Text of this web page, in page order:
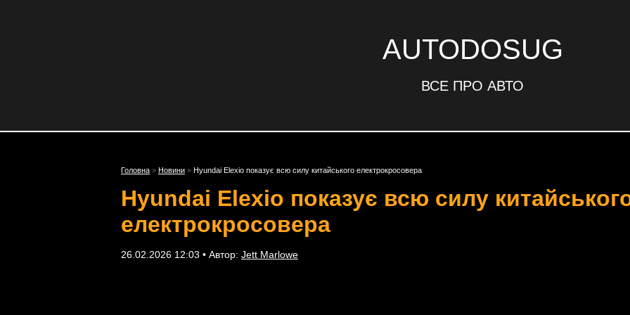
AUTODOSUG
ВСЕ ПРО АВТО
Головна » Новини » Hyundai Elexio показує всю силу китайського електрокросовера
Hyundai Elexio показує всю силу
електрокросовера
26.02.2026 12:03 • Автор: Jett Marlowe